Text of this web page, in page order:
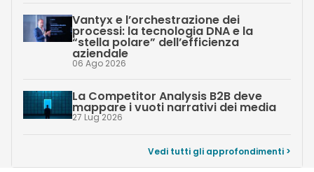
Vantyx e l’orchestrazione dei
processi: la tecnologia DNA e la
“stella polare” dell’efficienza
aziendale
06 Ago 2026
La Competitor Analysis B2B deve
mappare i vuoti narrativi dei media
27 Lug 2026
Vedi tutti gli approfondimenti >